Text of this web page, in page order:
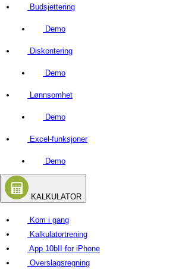
Budsjettering
Demo
Diskontering
Demo
Lønnsomhet
Demo
Excel-funksjoner
Demo
KALKULATOR
Kom i gang
Kalkulatortrening
App 10bII for iPhone
Overslagsregning